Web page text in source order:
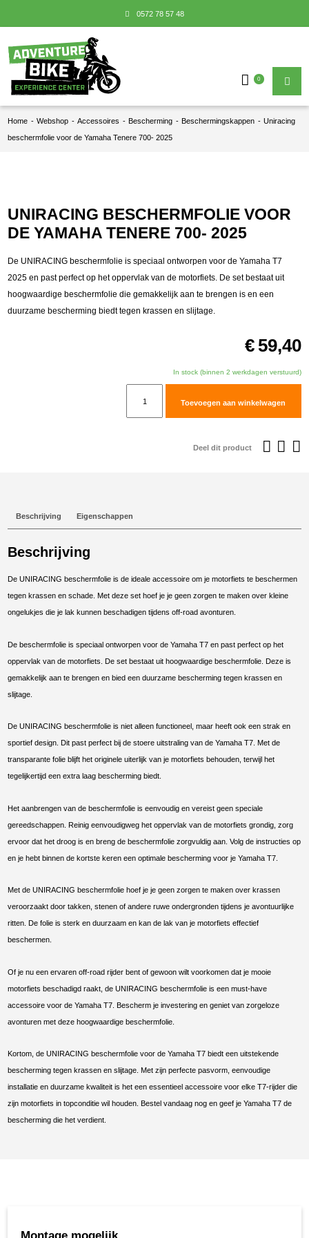
0572 78 57 48
0
Home - Webshop - Accessoires - Bescherming - Beschermingskappen - Uniracing
beschermfolie voor de Yamaha Tenere 700- 2025
UNIRACING BESCHERMFOLIE VOOR
DE YAMAHA TENERE 700- 2025
De UNIRACING beschermfolie is speciaal ontworpen voor de Yamaha T7
2025 en past perfect op het oppervlak van de motorfiets. De set bestaat uit
hoogwaardige beschermfolie die gemakkelijk aan te brengen is en een
duurzame bescherming biedt tegen krassen en slijtage.
€ 59,40
In stock (binnen 2 werkdagen verstuurd)
beschermfolie
Toevoegen aan winkelwagen
Deel dit product
Beschrijving Eigenschappen
Beschrijving
De UNIRACING beschermfolie is de ideale accessoire om je motorfiets te beschermen
tegen krassen en schade. Met deze set hoef je je geen zorgen te maken over kleine
ongelukjes die je lak kunnen beschadigen tijdens off-road avonturen.
De beschermfolie is speciaal ontworpen voor de Yamaha T7 en past perfect op het
oppervlak van de motorfiets. De set bestaat uit hoogwaardige beschermfolie. Deze is
gemakkelijk aan te brengen en bied een duurzame bescherming tegen krassen en
slijtage.
De UNIRACING beschermfolie is niet alleen functioneel, maar heeft ook een strak en
sportief design. Dit past perfect bij de stoere uitstraling van de Yamaha T7. Met de
transparante folie blijft het originele uiterlijk van je motorfiets behouden, terwijl het
tegelijkertijd een extra laag bescherming biedt.
Het aanbrengen van de beschermfolie is eenvoudig en vereist geen speciale
gereedschappen. Reinig eenvoudigweg het oppervlak van de motorfiets grondig, zorg
ervoor dat het droog is en breng de beschermfolie zorgvuldig aan. Volg de instructies op
en je hebt binnen de kortste keren een optimale bescherming voor je Yamaha T7.
Met de UNIRACING beschermfolie hoef je je geen zorgen te maken over krassen
veroorzaakt door takken, stenen of andere ruwe ondergronden tijdens je avontuurlijke
ritten. De folie is sterk en duurzaam en kan de lak van je motorfiets effectief
beschermen.
Of je nu een ervaren off-road rijder bent of gewoon wilt voorkomen dat je mooie
motorfiets beschadigd raakt, de UNIRACING beschermfolie is een must-have
accessoire voor de Yamaha T7. Bescherm je investering en geniet van zorgeloze
avonturen met deze hoogwaardige beschermfolie.
Kortom, de UNIRACING beschermfolie voor de Yamaha T7 biedt een uitstekende
bescherming tegen krassen en slijtage. Met zijn perfecte pasvorm, eenvoudige
installatie en duurzame kwaliteit is het een essentieel accessoire voor elke T7-rijder die
zijn motorfiets in topconditie wil houden. Bestel vandaag nog en geef je Yamaha T7 de
bescherming die het verdient.